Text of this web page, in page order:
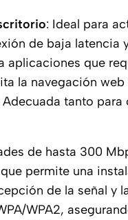
: Ideal para
de baja latencia
aplicaciones que
la navegación
Adecuada tanto
de hasta 300
permite una
de la señal y
WPA2,